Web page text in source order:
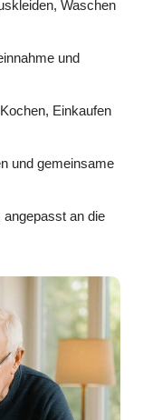
Waschen
und
Einkaufen
und gemeinsame
angepasst an die